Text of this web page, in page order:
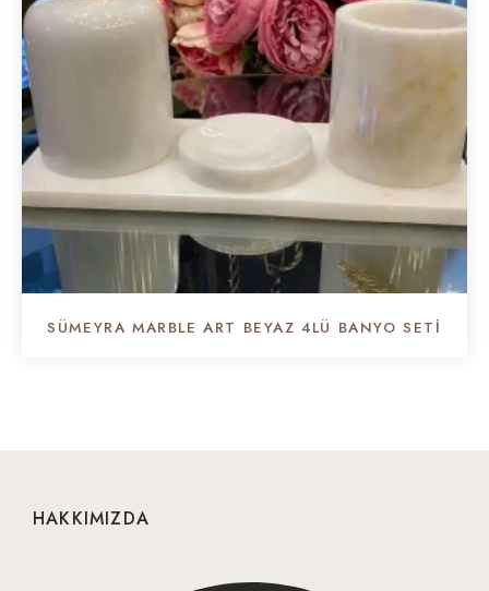
SÜMEYRA MARBLE ART BEYAZ 4LÜ BANYO SETI
HAKKIMIZDA